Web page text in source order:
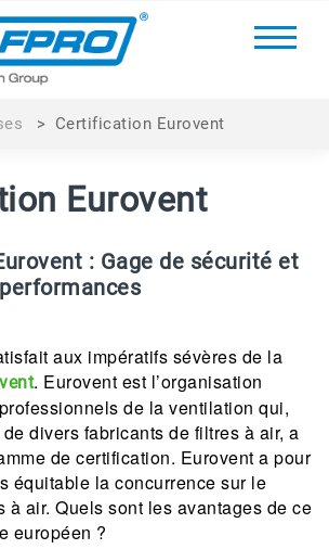
> Certification Eurovent
Eurovent
: Gage de sécurité et
aux impératifs sévères de la
. Eurovent est l’organisation
de la ventilation qui,
divers fabricants de filtres à air, a
de certification. Eurovent a pour
équitable la concurrence sur le
à air. Quels sont les avantages de ce
européen ?